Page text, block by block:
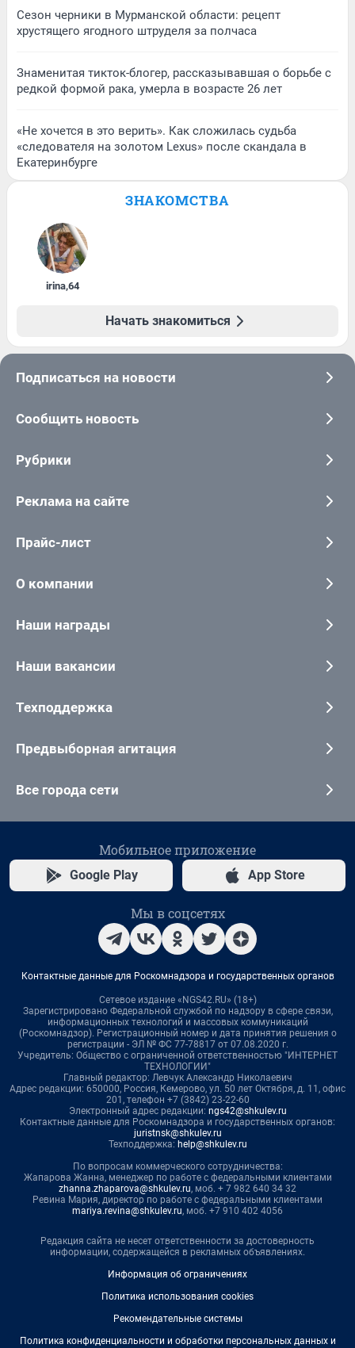
Сезон черники в Мурманской области: рецепт
хрустящего ягодного штруделя за полчаса
Знаменитая тикток-блогер, рассказывавшая о борьбе с
редкой формой рака, умерла в возрасте 26 лет
«Не хочется в это верить». Как сложилась судьба
«следователя на золотом Lexus» после скандала в
Екатеринбурге
ЗНАКОМСТВА
irina,64
Начать знакомиться
Подписаться на новости
Сообщить новость
Рубрики
Реклама на сайте
Прайс-лист
О компании
Наши награды
Наши вакансии
Техподдержка
Предвыборная агитация
Все города сети
Мобильное приложение
Google Play App Store
Мы в соцсетях
Контактные данные для Роскомнадзора и государственных органов
Сетевое издание «NGS42.RU» (18+)
Зарегистрировано Федеральной службой по надзору в сфере связи,
информационных технологий и массовых коммуникаций
(Роскомнадзор). Регистрационный номер и дата принятия решения о
регистрации - ЭЛ № ФС 77-78817 от 07.08.2020 г.
Учредитель: Общество с ограниченной ответственностью "ИНТЕРНЕТ
ТЕХНОЛОГИИ"
Главный редактор: Левчук Александр Николаевич
Адрес редакции: 650000, Россия, Кемерово, ул. 50 лет Октября, д. 11, офис
201, телефон +7 (3842) 23-22-60
Электронный адрес редакции: ngs42@shkulev.ru
Контактные данные для Роскомнадзора и государственных органов:
juristnsk@shkulev.ru
Техподдержка: help@shkulev.ru
По вопросам коммерческого сотрудничества:
Жапарова Жанна, менеджер по работе с федеральными клиентами
zhanna.zhaparova@shkulev.ru, моб. + 7 982 640 34 32
Ревина Мария, директор по работе с федеральными клиентами
mariya.revina@shkulev.ru, моб. +7 910 402 4056
Редакция сайта не несет ответственности за достоверность
информации, содержащейся в рекламных объявлениях.
Информация об ограничениях
Политика использования cookies
Рекомендательные системы
Политика конфиденциальности и обработки персональных данных и